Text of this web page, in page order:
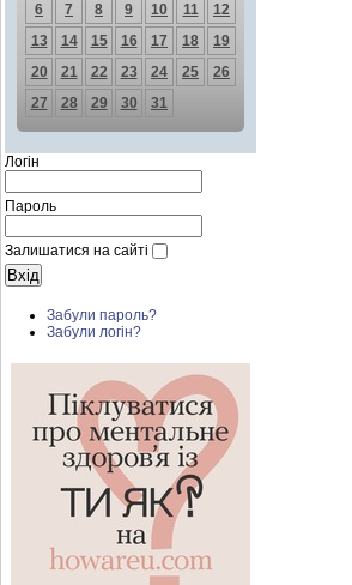
6
7 8 9 10 11
12
13
14 15 16 17 18
19
20
21 22 23 24 25
26
27
28 29 30 31
Логін
Пароль
Залишатися на сайті
Забули пароль?
Забули логін?